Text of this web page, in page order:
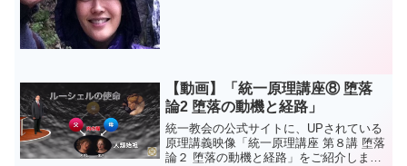
【動画】「統一原理講座⑧ 堕落
論2 堕落の動機と経路」
統一教会の公式サイトに、UPされている
原理講義映像「統一原理講座 第８講 堕落
論２ 堕落の動機と経路」をご紹介しま